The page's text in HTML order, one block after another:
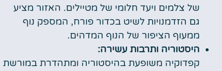
של צלמים ויעד חלומי של מטיילים. האזור מציע
גם הזדמנויות לשיט בכדור פורח, המספק נוף
ממעוף הציפור של הנוף המדהים.
היסטוריה ותרבות עשירה:
קפדוקיה משופעת בהיסטוריה ומתהדרת במורשת